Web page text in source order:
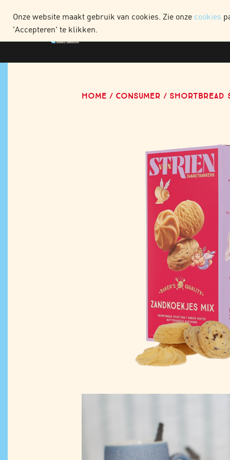
HOME CONSUMER SHORTBREAD
Onze website maakt gebruik van cookies. Zie onze cookies
'Accepteren' te klikken.